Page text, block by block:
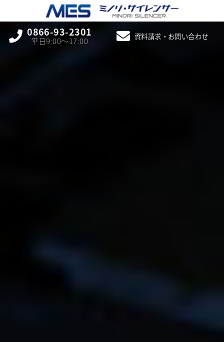
0866-93-2301
平日9:00〜17:00 資料請求・お問い合わせ